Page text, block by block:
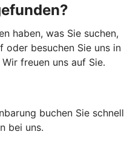
haben, was Sie suchen,
oder besuchen Sie uns in
freuen uns auf Sie.
buchen Sie schnell
bei uns.